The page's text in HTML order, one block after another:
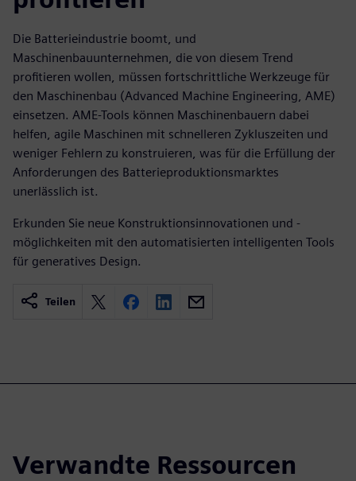
Die Batterieindustrie boomt, und
Maschinenbauunternehmen, die von diesem Trend
profitieren wollen, müssen fortschrittliche Werkzeuge für
den Maschinenbau (Advanced Machine Engineering, AME)
einsetzen. AME-Tools können Maschinenbauern dabei
helfen, agile Maschinen mit schnelleren Zykluszeiten und
weniger Fehlern zu konstruieren, was für die Erfüllung der
Anforderungen des Batterieproduktionsmarktes
unerlässlich ist.
Erkunden Sie neue Konstruktionsinnovationen und -
möglichkeiten mit den automatisierten intelligenten Tools
für generatives Design.
Teilen
Verwandte Ressourcen